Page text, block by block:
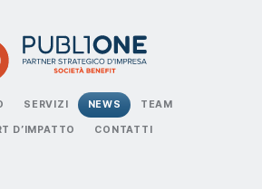
SERVIZI NEWS TEAM
D’IMPATTO CONTATTI